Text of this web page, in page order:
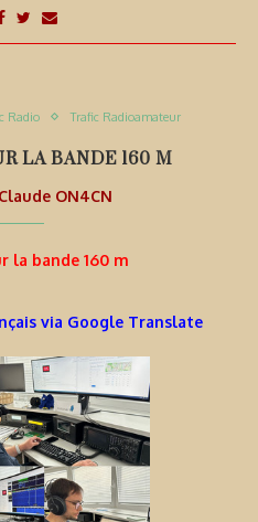
Radio Trafic Radioamateur
LA BANDE 160 M
Claude ON4CN
la bande 160 m
via Google Translate